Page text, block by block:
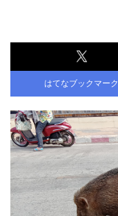
はてなブックマーク